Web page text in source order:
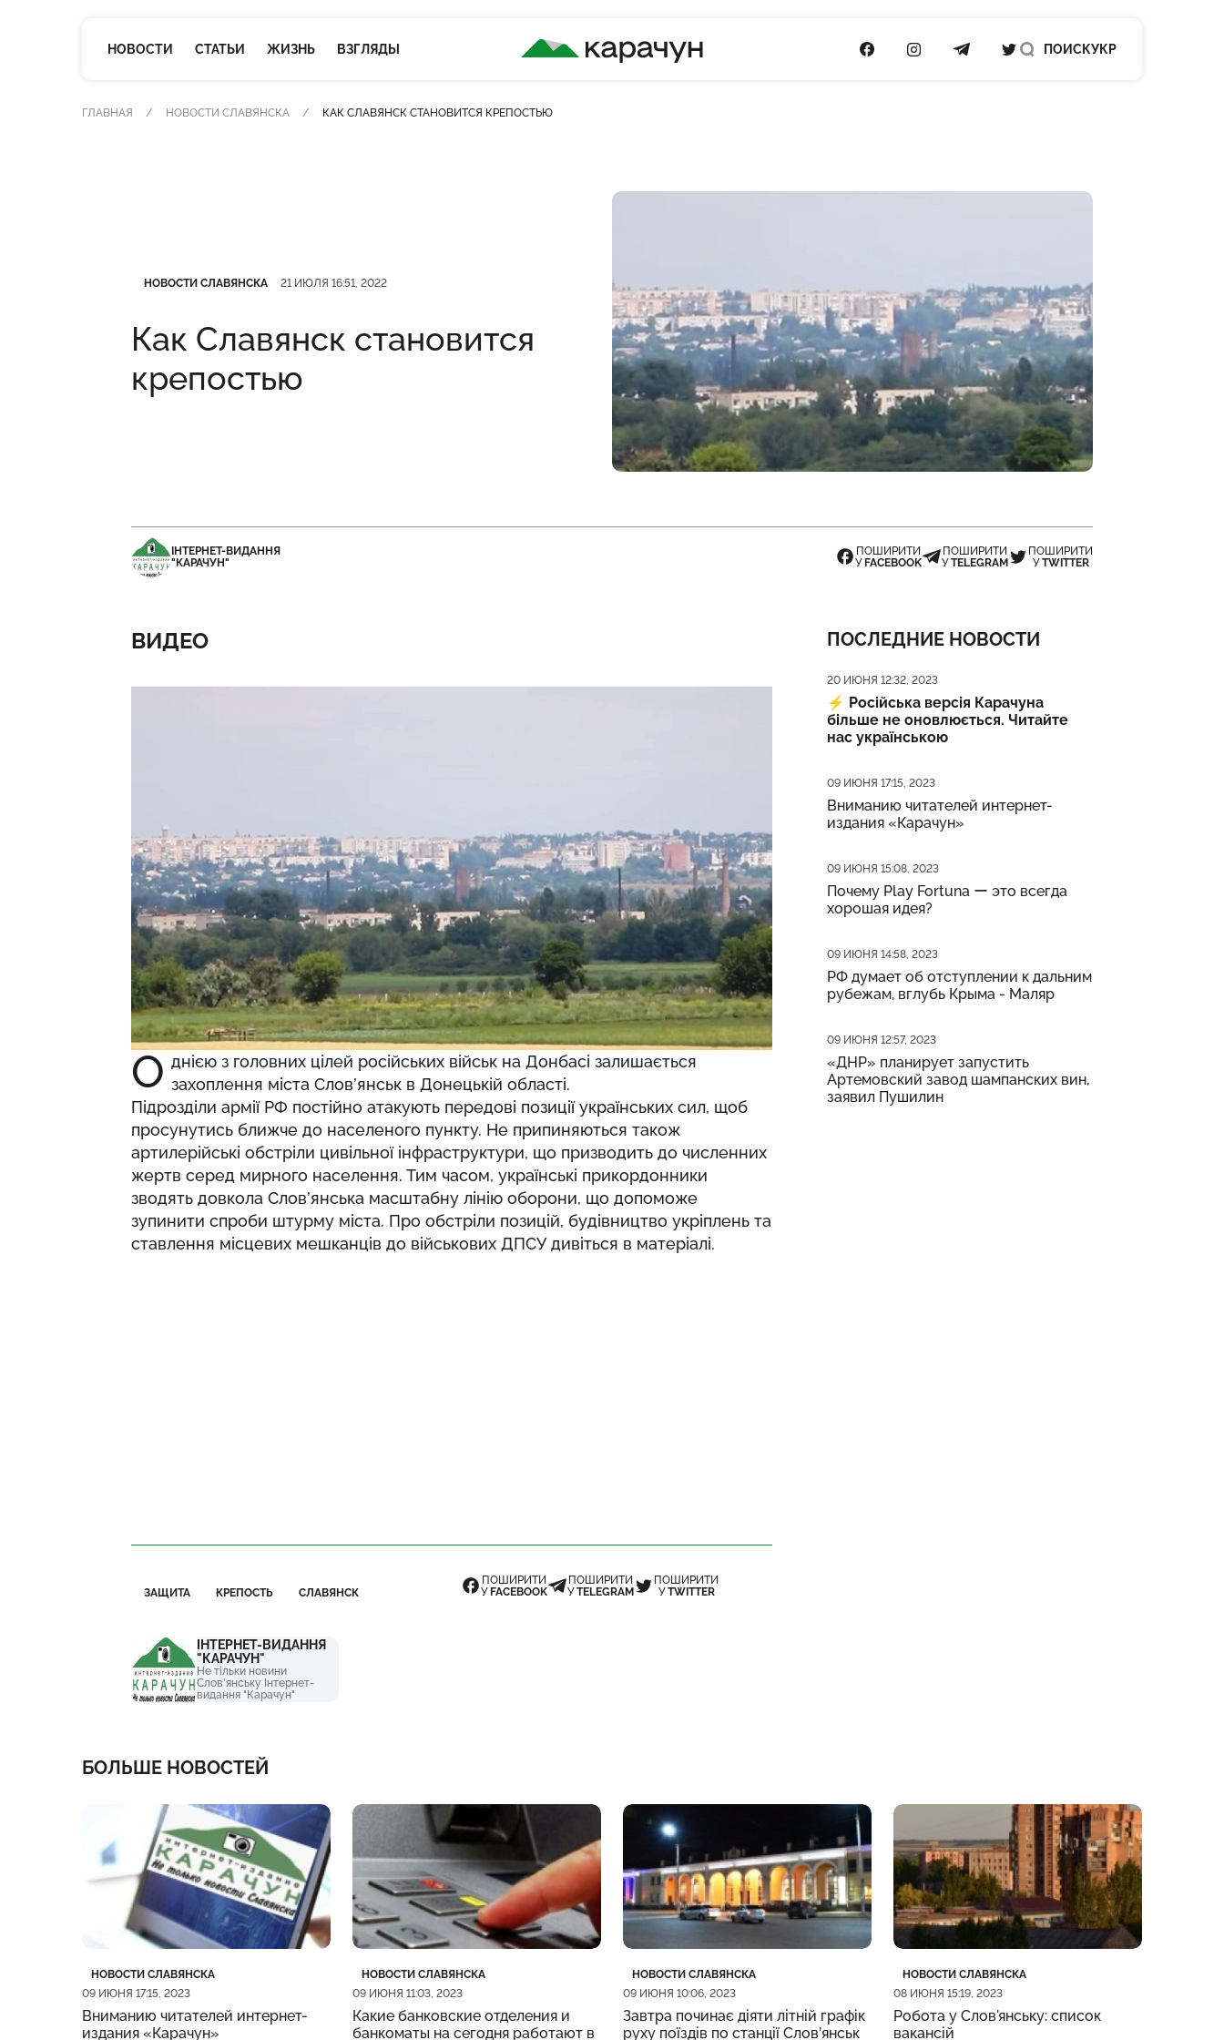
НОВОСТИ СТАТЬИ ЖИЗНЬ ВЗГЛЯДЫ
КАРАЧУН
ПОСИЛАННЯ НА FACEBOOK
ПОСИЛАННЯ НА INSTAGRAM
ПОСИЛАННЯ НА TELEGRAM
ПОСИЛАННЯ НА TWITTER
ПОИСКУКР
ГЛАВНАЯ НОВОСТИ СЛАВЯНСКА КАК СЛАВЯНСК СТАНОВИТСЯ КРЕПОСТЬЮ
НОВОСТИ СЛАВЯНСКА 21 ИЮЛЯ 16:51, 2022
Как Славянск становится
крепостью
ІНТЕРНЕТ-ВИДАННЯ
"КАРАЧУН"
ПОШИРИТИ
У FACEBOOK
ПОШИРИТИ
УTELEGRAM
ПОШИРИТИ
УTWITTER
ВИДЕО
О днією з головних цілей російських військ на Донбасі залишається
захоплення міста Слов’янськ в Донецькій області.
Підрозділи армії РФ постійно атакують передові позиції українських сил, щоб
просунутись ближче до населеного пункту. Не припиняються також
артилерійські обстріли цивільної інфраструктури, що призводить до численних
жертв серед мирного населення. Тим часом, українські прикордонники
зводять довкола Слов’янська масштабну лінію оборони, що допоможе
зупинити спроби штурму міста. Про обстріли позицій, будівництво укріплень та
ставлення місцевих мешканців до військових ДПСУ дивіться в матеріалі.
ЗАЩИТА КРЕПОСТЬ СЛАВЯНСК
ПОШИРИТИ
У FACEBOOK
ПОШИРИТИ
УTELEGRAM
ПОШИРИТИ
УTWITTER
ІНТЕРНЕТ-ВИДАННЯ
"КАРАЧУН"
Не тільки новини
Слов'янську Інтернет-
видання "Карачун"
ПОСЛЕДНИЕ НОВОСТИ
Дата публикации
20 ИЮНЯ 12:32, 2023
⚡️ Російська версія Карачуна
більше не оновлюється. Читайте
нас українською
Дата публикации
09 ИЮНЯ 17:15, 2023
Вниманию читателей интернет-
издания «Карачун»
Дата публикации
09 ИЮНЯ 15:08, 2023
Почему Play Fortuna ー это всегда
хорошая идея?
Дата публикации
09 ИЮНЯ 14:58, 2023
РФ думает об отступлении к дальним
рубежам, вглубь Крыма - Маляр
Дата публикации
09 ИЮНЯ 12:57, 2023
«ДНР» планирует запустить
Артемовский завод шампанских вин,
заявил Пушилин
БОЛЬШЕ НОВОСТЕЙ
Категория
НОВОСТИ СЛАВЯНСКА
Дата публикации
09 ИЮНЯ 17:15, 2023
Вниманию читателей интернет-
издания «Карачун»
Категория
НОВОСТИ СЛАВЯНСКА
Дата публикации
09 ИЮНЯ 11:03, 2023
Какие банковские отделения и
банкоматы на сегодня работают в
Категория
НОВОСТИ СЛАВЯНСКА
Дата публикации
09 ИЮНЯ 10:06, 2023
Завтра починає діяти літній графік
руху поїздів по станції Слов’янськ
Категория
НОВОСТИ СЛАВЯНСКА
Дата публикации
08 ИЮНЯ 15:19, 2023
Робота у Слов'янську: список
вакансій